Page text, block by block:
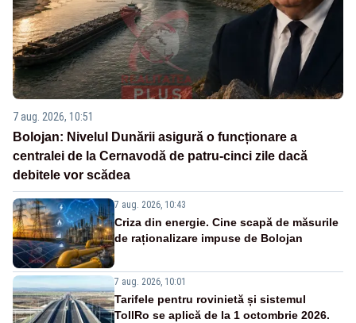
7 aug. 2026, 10:51
Bolojan: Nivelul Dunării asigură o funcționare a
centralei de la Cernavodă de patru-cinci zile dacă
debitele vor scădea
7 aug. 2026, 10:43
Criza din energie. Cine scapă de măsurile
de raționalizare impuse de Bolojan
7 aug. 2026, 10:01
Tarifele pentru rovinietă și sistemul
TollRo se aplică de la 1 octombrie 2026.